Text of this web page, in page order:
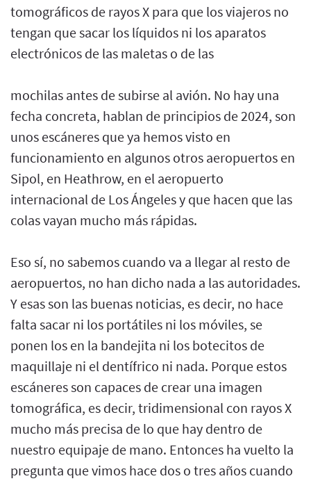
tomográficos de rayos X para que los viajeros no
tengan que sacar los líquidos ni los aparatos
electrónicos de las maletas o de las
mochilas antes de subirse al avión. No hay una
fecha concreta, hablan de principios de 2024, son
unos escáneres que ya hemos visto en
funcionamiento en algunos otros aeropuertos en
Sipol, en Heathrow, en el aeropuerto
internacional de Los Ángeles y que hacen que las
colas vayan mucho más rápidas.
Eso sí, no sabemos cuando va a llegar al resto de
aeropuertos, no han dicho nada a las autoridades.
Y esas son las buenas noticias, es decir, no hace
falta sacar ni los portátiles ni los móviles, se
ponen los en la bandejita ni los botecitos de
maquillaje ni el dentífrico ni nada. Porque estos
escáneres son capaces de crear una imagen
tomográfica, es decir, tridimensional con rayos X
mucho más precisa de lo que hay dentro de
nuestro equipaje de mano. Entonces ha vuelto la
pregunta que vimos hace dos o tres años cuando